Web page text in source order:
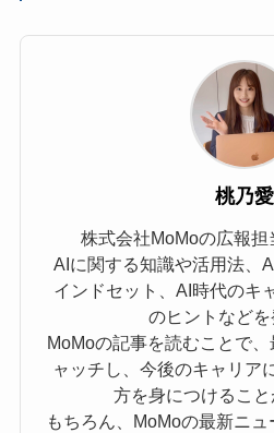
桃乃愛
株式会社MoMoの広報担
AIに関する知識や活用法、
インドセット、AI時代のキ
のヒントなどを
MoMoの記事を読むことで
ャッチし、今後のキャリア
方を身につけること
もちろん、MoMoの最新ニ